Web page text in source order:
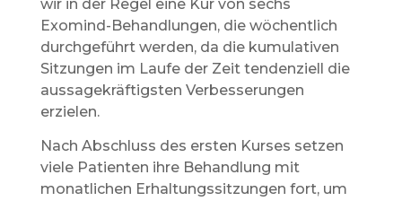
wir in der Regel eine Kur von sechs
Exomind-Behandlungen, die wöchentlich
durchgeführt werden, da die kumulativen
Sitzungen im Laufe der Zeit tendenziell die
aussagekräftigsten Verbesserungen
erzielen.
Nach Abschluss des ersten Kurses setzen
viele Patienten ihre Behandlung mit
monatlichen Erhaltungssitzungen fort, um